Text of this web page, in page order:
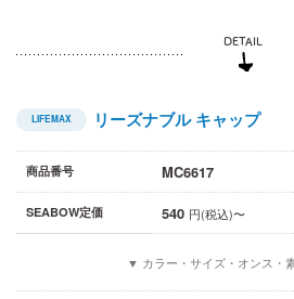
LIFEMAX リーズナブル キャップ
商品番号 MC6617
SEABOW定価 540 円(税込)〜
▼ カラー・サイズ・オンス・